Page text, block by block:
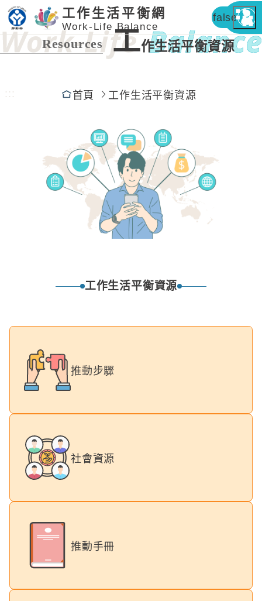
工作生活平衡網
Work-Life Balance
false
Resources 工作生活平衡資源
::: 首頁 工作生活平衡資源
工作生活平衡資源
推動步驟
社會資源
推動手冊